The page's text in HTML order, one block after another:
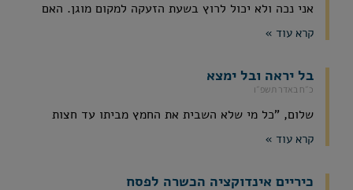
אני נכה ולא יכול לרוץ בשעת הזעקה למקום מוגן. האם
קרא עוד »
בל יראה ובל ימצא
כ״ח באדר תשפ״ו
שלום, "כל מי שלא השבית את החמץ מביתו עד חצות
קרא עוד »
כיריים אינדוקציה הכשרה לפסח